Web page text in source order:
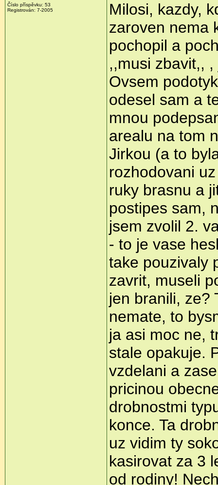
Číslo příspěvku: 53
Registrován: 7-2005
Milosi, kazdy,
zaroven nema
pochopil a
,,musi zbavit,,
Ovsem
odesel sam a
mnou
arealu na tom
Jirkou (a to
rozhodovani
ruky brasnu a
postipes sam,
jsem zvolil 2.
- to je vase
take pouzivaly
zavrit, museli
jen branili, ze?
nemate, to
ja asi moc ne,
stale opakuje.
vzdelani a
pricinou
drobnostmi
konce. Ta
uz vidim ty
kasirovat za 3
od rodiny!